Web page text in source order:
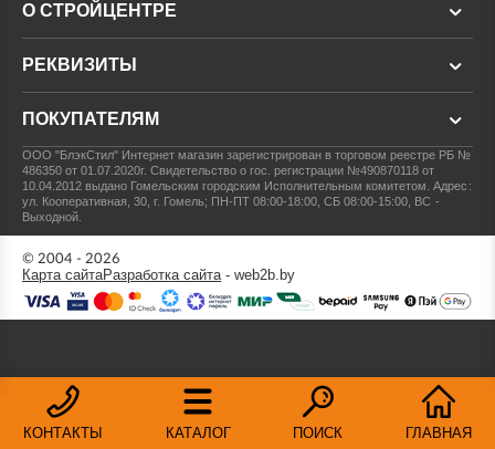
КОНТАКТЫ КАТАЛОГ ПОИСК ГЛАВНАЯ
О СТРОЙЦЕНТРЕ
РЕКВИЗИТЫ
ПОКУПАТЕЛЯМ
ООО "БлэкСтил" Интернет магазин зарегистрирован в торговом реестре РБ №
486350 от 01.07.2020г.Свидетельство о гос. регистрации №490870118 от
10.04.2012 выдано Гомельским городским Исполнительным комитетом.Адрес:
ул. Кооперативная, 30, г. Гомель; ПН-ПТ 08:00-18:00, СБ 08:00-15:00, ВС -
Выходной.
© 2004 - 2026
Карта сайтаРазработка сайта- web2b.by